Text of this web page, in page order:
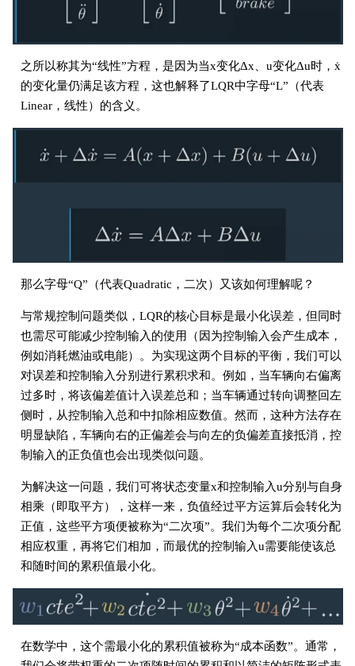
之所以称其为“线性”方程，是因为当x变化Δx、u变化Δu时，ẋ
的变化量仍满足该方程，这也解释了LQR中字母“L”（代表
Linear，线性）的含义。
那么字母“Q”（代表Quadratic，二次）又该如何理解呢？
与常规控制问题类似，LQR的核心目标是最小化误差，但同时
也需尽可能减少控制输入的使用（因为控制输入会产生成本，
例如消耗燃油或电能）。为实现这两个目标的平衡，我们可以
对误差和控制输入分别进行累积求和。例如，当车辆向右偏离
过多时，将该偏差值计入误差总和；当车辆通过转向调整回左
侧时，从控制输入总和中扣除相应数值。然而，这种方法存在
明显缺陷，车辆向右的正偏差会与向左的负偏差直接抵消，控
制输入的正负值也会出现类似问题。
为解决这一问题，我们可将状态变量x和控制输入u分别与自身
相乘（即取平方），这样一来，负值经过平方运算后会转化为
正值，这些平方项便被称为“二次项”。我们为每个二次项分配
相应权重，再将它们相加，而最优的控制输入u需要能使该总
和随时间的累积值最小化。
在数学中，这个需最小化的累积值被称为“成本函数”。通常，